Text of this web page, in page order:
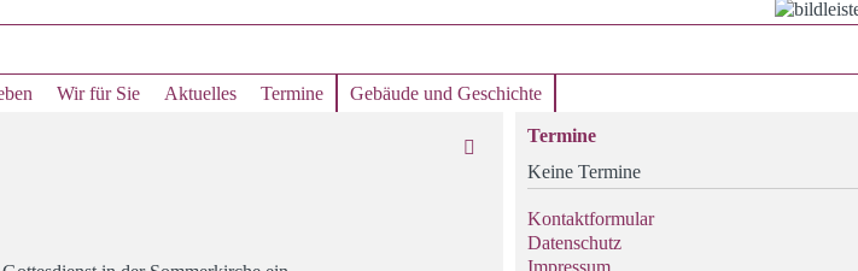
Wir für Sie Aktuelles Termine Gebäude und Geschichte
Termine
Keine Termine
Kontaktformular
Datenschutz
Impressum